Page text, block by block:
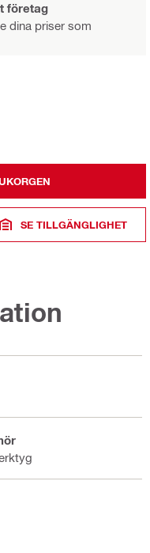
företag
dina priser som
SE TILLGÄNGLIGHET